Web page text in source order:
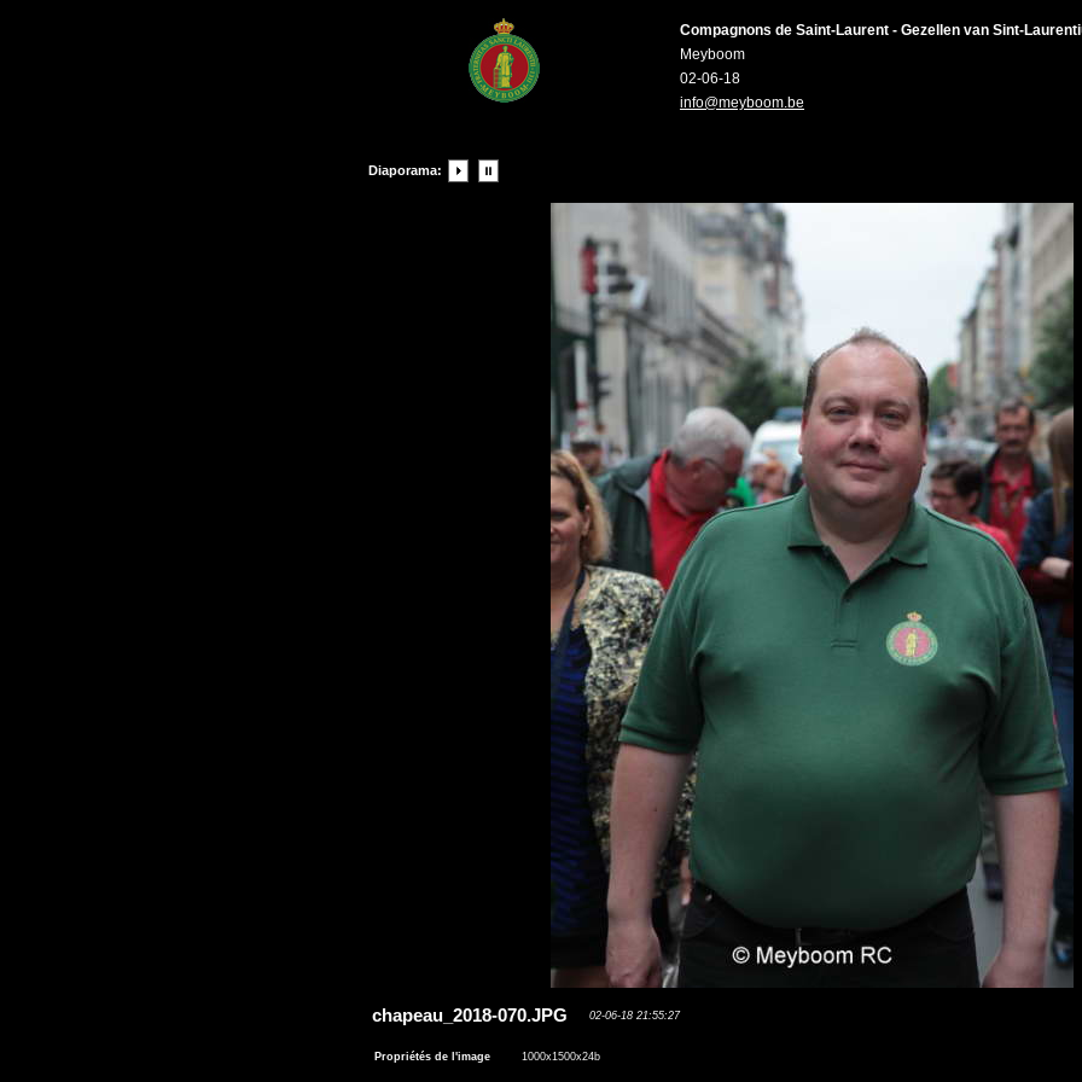
Compagnons de Saint-Laurent - Gezellen van Sint-
Meyboom
02-06-18
info@meyboom.be
Diaporama:
chapeau_2018-070.JPG 02-06-18 21:55:27
Propriétés de l'image 1000x1500x24b